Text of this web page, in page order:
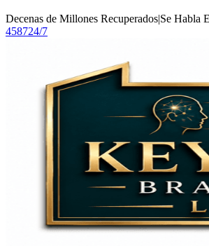
Decenas de Millones Recuperados|Se Habla
458724/7